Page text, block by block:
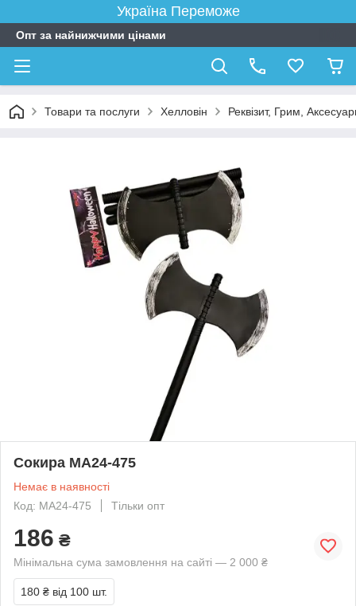
Україна Переможе
Опт за найнижчими цінами
Товари та послуги Хелловін Реквізит, Грим,
Сокира MA24-475
Немає в наявності
Код: MA24-475
Тільки опт
186 ₴
Мінімальна сума замовлення на сайті — 2 000 ₴
180 ₴ від 100 шт.